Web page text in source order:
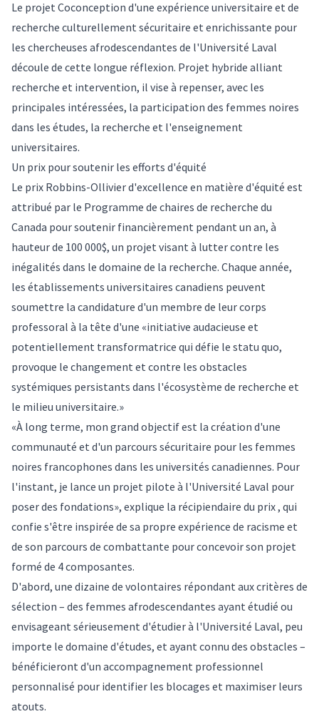
Le projet Coconception d'une expérience universitaire et de
recherche culturellement sécuritaire et enrichissante pour
les chercheuses afrodescendantes de l'Université Laval
découle de cette longue réflexion. Projet hybride alliant
recherche et intervention, il vise à repenser, avec les
principales intéressées, la participation des femmes noires
dans les études, la recherche et l'enseignement
universitaires.
Un prix pour soutenir les efforts d'équité
Le prix Robbins-Ollivier d'excellence en matière d'équité est
attribué par le Programme de chaires de recherche du
Canada pour soutenir financièrement pendant un an, à
hauteur de 100 000$, un projet visant à lutter contre les
inégalités dans le domaine de la recherche. Chaque année,
les établissements universitaires canadiens peuvent
soumettre la candidature d'un membre de leur corps
professoral à la tête d'une «initiative audacieuse et
potentiellement transformatrice qui défie le statu quo,
provoque le changement et contre les obstacles
systémiques persistants dans l'écosystème de recherche et
le milieu universitaire.»
«À long terme, mon grand objectif est la création d'une
communauté et d'un parcours sécuritaire pour les femmes
noires francophones dans les universités canadiennes. Pour
l'instant, je lance un projet pilote à l'Université Laval pour
poser des fondations», explique la récipiendaire du prix , qui
confie s'être inspirée de sa propre expérience de racisme et
de son parcours de combattante pour concevoir son projet
formé de 4 composantes.
D'abord, une dizaine de volontaires répondant aux critères de
sélection – des femmes afrodescendantes ayant étudié ou
envisageant sérieusement d'étudier à l'Université Laval, peu
importe le domaine d'études, et ayant connu des obstacles –
bénéficieront d'un accompagnement professionnel
personnalisé pour identifier les blocages et maximiser leurs
atouts.